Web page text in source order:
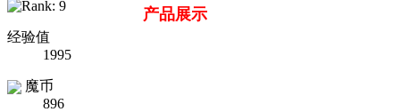
经验值
1995
魔币
896
产品展示